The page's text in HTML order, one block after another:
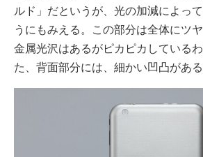
ルド」だというが、光の加減によっ
うにもみえる。この部分は全体にツ
金属光沢はあるがピカピカしている
た、背面部分には、細かい凹凸がある